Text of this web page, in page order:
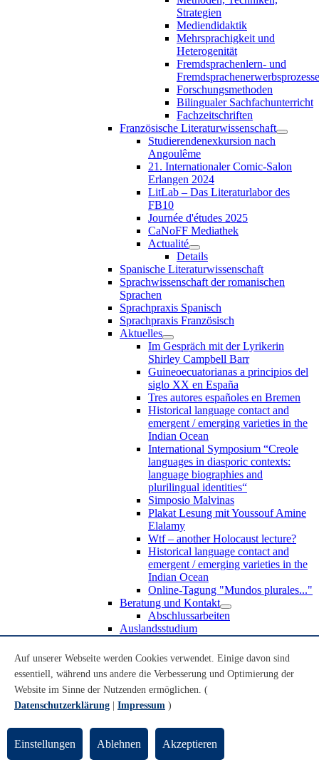
Strategien
Mediendidaktik
Mehrsprachigkeit und
Heterogenität
Fremdsprachenlern- und
Fremdsprachenerwerbsprozesse
Forschungsmethoden
Bilingualer Sachfachunterricht
Fachzeitschriften
Französische Literaturwissenschaft
Studierendenexkursion nach
Angoulême
21. Internationaler Comic-Salon
Erlangen 2024
LitLab – Das Literaturlabor des
FB10
Journée d'études 2025
CaNoFF Mediathek
Actualité
Details
Spanische Literaturwissenschaft
Sprachwissenschaft der romanischen
Sprachen
Sprachpraxis Spanisch
Sprachpraxis Französisch
Aktuelles
Im Gespräch mit der Lyrikerin
Shirley Campbell Barr
Guineoecuatorianas a principios del
siglo XX en España
Tres autores españoles en Bremen
Historical language contact and
emergent / emerging varieties in the
Indian Ocean
International Symposium “Creole
languages in diasporic contexts:
language biographies and
plurilingual identities“
Simposio Malvinas
Plakat Lesung mit Youssouf Amine
Elalamy
Wtf – another Holocaust lecture?
Historical language contact and
emergent / emerging varieties in the
Indian Ocean
Online-Tagung "Mundos plurales..."
Beratung und Kontakt
Abschlussarbeiten
Auslandsstudium
WoC Lab
Spanische Black Diaspora
Promotionen
Habilitationen
Nachwuchsförderung
Forschungszentren
Studienkommission
TnL
Auf unserer Webseite werden Cookies verwendet. Einige davon sind
essentiell, während uns andere die Verbesserung und Optimierung der
Website im Sinne der Nutzenden ermöglichen. (
Datenschutzerklärung
Impressum )
Einstellungen Ablehnen Akzeptieren